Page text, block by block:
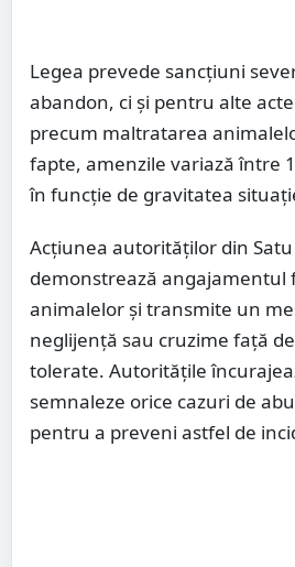
Legea prevede sancțiuni
abandon, ci și pentru alte
precum maltratarea
fapte, amenzile variază între
în funcție de gravitatea
Acțiunea autorităților din
demonstrează angajamentul
animalelor și transmite un
neglijență sau cruzime față
tolerate. Autoritățile
semnaleze orice cazuri de
pentru a preveni astfel de